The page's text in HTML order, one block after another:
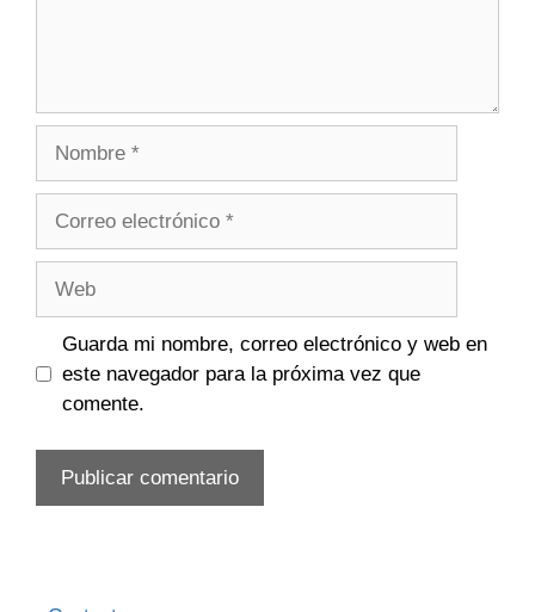
Guarda mi nombre, correo electrónico y web en
este navegador para la próxima vez que
comente.